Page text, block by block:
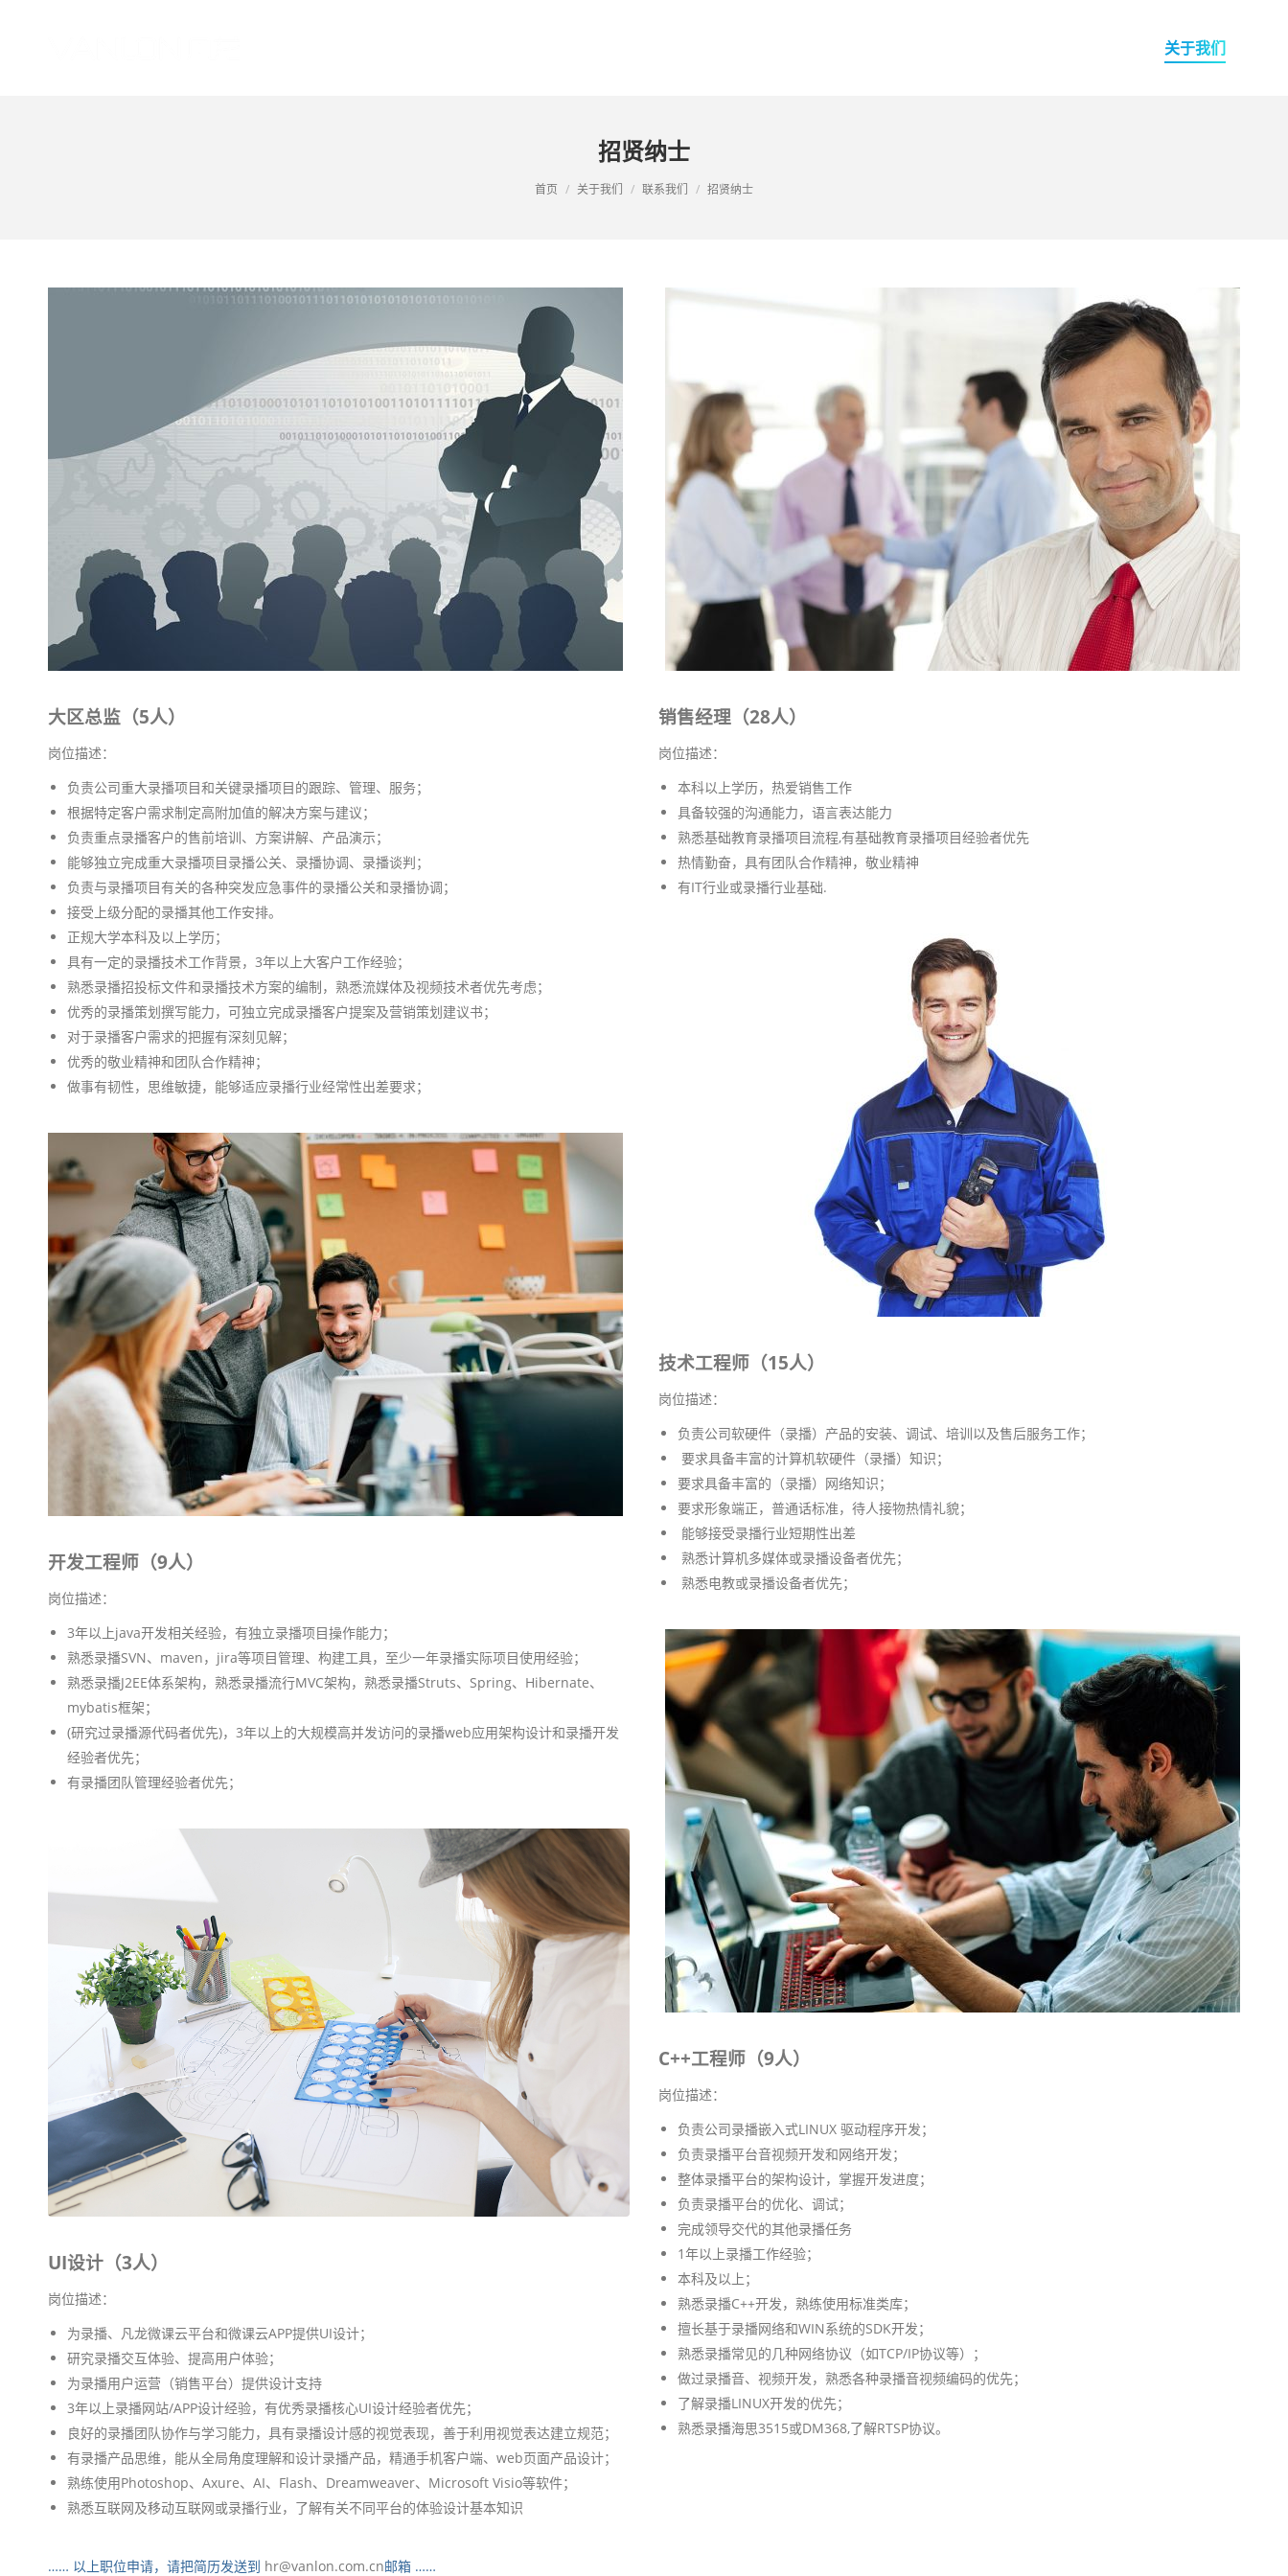
关于我们
招贤纳士
首页 关于我们 联系我们 招贤纳士
大区总监（5人）
岗位描述：
负责公司重大录播项目和关键录播项目的跟踪、管理、服务；
根据特定客户需求制定高附加值的解决方案与建议；
负责重点录播客户的售前培训、方案讲解、产品演示；
能够独立完成重大录播项目录播公关、录播协调、录播谈判；
负责与录播项目有关的各种突发应急事件的录播公关和录播协调；
接受上级分配的录播其他工作安排。
正规大学本科及以上学历；
具有一定的录播技术工作背景，3年以上大客户工作经验；
熟悉录播招投标文件和录播技术方案的编制，熟悉流媒体及视频技术者优先考虑；
优秀的录播策划撰写能力，可独立完成录播客户提案及营销策划建议书；
对于录播客户需求的把握有深刻见解；
优秀的敬业精神和团队合作精神；
做事有韧性，思维敏捷，能够适应录播行业经常性出差要求；
开发工程师（9人）
岗位描述：
3年以上java开发相关经验，有独立录播项目操作能力；
熟悉录播SVN、maven，jira等项目管理、构建工具，至少一年录播实际项目使用经验；
熟悉录播J2EE体系架构，熟悉录播流行MVC架构，熟悉录播Struts、Spring、Hibernate、
mybatis框架；
(研究过录播源代码者优先)，3年以上的大规模高并发访问的录播web应用架构设计和录播开发
经验者优先；
有录播团队管理经验者优先；
UI设计（3人）
岗位描述：
为录播、凡龙微课云平台和微课云APP提供UI设计；
研究录播交互体验、提高用户体验；
为录播用户运营（销售平台）提供设计支持
3年以上录播网站/APP设计经验，有优秀录播核心UI设计经验者优先；
良好的录播团队协作与学习能力，具有录播设计感的视觉表现，善于利用视觉表达建立规范；
有录播产品思维，能从全局角度理解和设计录播产品，精通手机客户端、web页面产品设计；
熟练使用Photoshop、Axure、AI、Flash、Dreamweaver、Microsoft Visio等软件；
熟悉互联网及移动互联网或录播行业，了解有关不同平台的体验设计基本知识
销售经理（28人）
岗位描述：
本科以上学历，热爱销售工作
具备较强的沟通能力，语言表达能力
熟悉基础教育录播项目流程,有基础教育录播项目经验者优先
热情勤奋，具有团队合作精神，敬业精神
有IT行业或录播行业基础.
技术工程师（15人）
岗位描述：
负责公司软硬件（录播）产品的安装、调试、培训以及售后服务工作；
要求具备丰富的计算机软硬件（录播）知识；
要求具备丰富的（录播）网络知识；
要求形象端正，普通话标准，待人接物热情礼貌；
能够接受录播行业短期性出差
熟悉计算机多媒体或录播设备者优先；
熟悉电教或录播设备者优先；
C++工程师（9人）
岗位描述：
负责公司录播嵌入式LINUX 驱动程序开发；
负责录播平台音视频开发和网络开发；
整体录播平台的架构设计，掌握开发进度；
负责录播平台的优化、调试；
完成领导交代的其他录播任务
1年以上录播工作经验；
本科及以上；
熟悉录播C++开发，熟练使用标准类库；
擅长基于录播网络和WIN系统的SDK开发；
熟悉录播常见的几种网络协议（如TCP/IP协议等）；
做过录播音、视频开发，熟悉各种录播音视频编码的优先；
了解录播LINUX开发的优先；
熟悉录播海思3515或DM368,了解RTSP协议。
…… 以上职位申请，请把简历发送到 hr@vanlon.com.cn邮箱 ……